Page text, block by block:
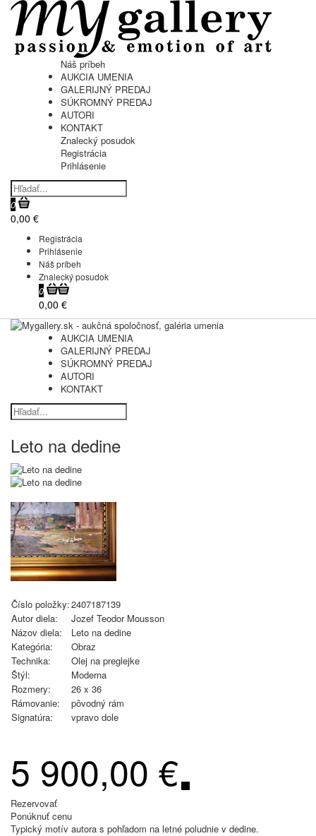
Náš príbeh
AUKCIA UMENIA
GALERIJNÝ PREDAJ
SÚKROMNÝ PREDAJ
AUTORI
KONTAKT
Znalecký posudok
Registrácia
Prihlásenie
0
0,00 €
Registrácia
Prihlásenie
Náš príbeh
Znalecký posudok
0
0,00 €
AUKCIA UMENIA
GALERIJNÝ PREDAJ
SÚKROMNÝ PREDAJ
AUTORI
KONTAKT
Leto na dedine
Číslo položky:2407187139
Autor diela:
Jozef Teodor Mousson
Názov diela:
Leto na dedine
Kategória:
Obraz
Technika:
Olej na preglejke
Štýl:
Moderna
Rozmery:
26 x 36
Rámovanie:
pôvodný rám
Signatúra:
vpravo dole
5 900,00 €
Rezervovať
Ponúknuť cenu
Typický motív autora s pohľadom na letné poludnie v dedine.